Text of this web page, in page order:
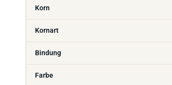
Korn
Kornart
Bindung
Farbe